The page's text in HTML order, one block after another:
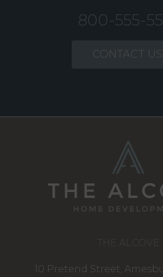
800-555-
CONTACT US!
THE ALCOVE
10 Pretend Street,